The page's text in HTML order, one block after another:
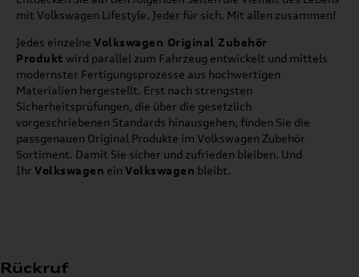
mit Volkswagen Lifestyle. Jeder für sich. Mit allen zusammen!
Jedes einzelne Volkswagen Original Zubehör
Produkt wird parallel zum Fahrzeug entwickelt und mittels
modernster Fertigungsprozesse aus hochwertigen
Materialien hergestellt. Erst nach strengsten
Sicherheitsprüfungen, die über die gesetzlich
vorgeschriebenen Standards hinausgehen, finden Sie die
passgenauen Original Produkte im Volkswagen Zubehör
Sortiment. Damit Sie sicher und zufrieden bleiben. Und
Ihr Volkswagen ein Volkswagen bleibt.
Rückruf